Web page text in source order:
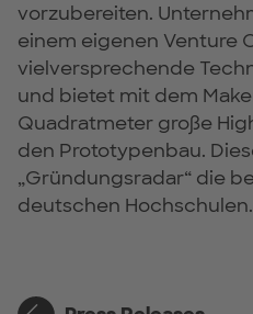
vorzubereiten.
einem eigenen Venture
vielversprechende
und bietet mit dem
Quadratmeter große
den Prototypenbau.
„Gründungsradar“ die
deutschen Hochschulen.